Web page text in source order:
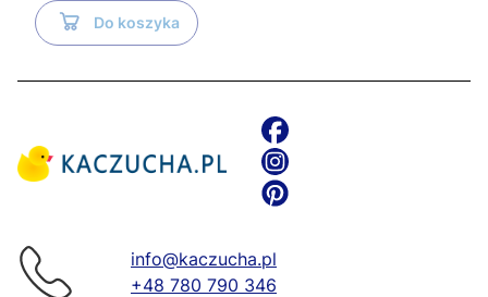
Do koszyka
info@kaczucha.pl
+48 780 790 346